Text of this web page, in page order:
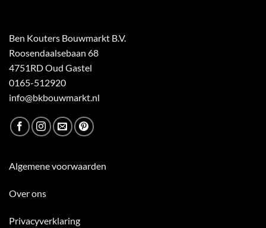
Ben Kouters Bouwmarkt B.V.
Roosendaalsebaan 68
4751RD Oud Gastel
0165-512920
info@bkbouwmarkt.nl
Algemene voorwaarden
Over ons
Privacyverklaring